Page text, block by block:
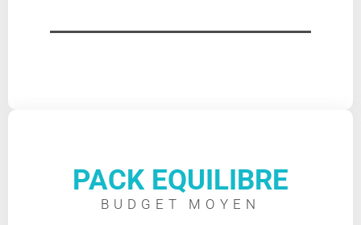
PACK EQUILIBRE
BUDGET MOYEN